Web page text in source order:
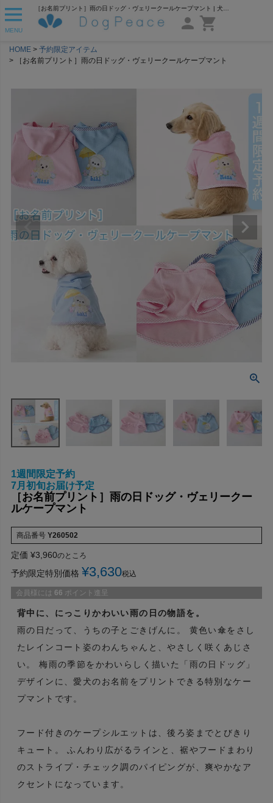
MENU
HOME
予約限定アイテム
［お名前プリント］雨の日ドッグ・ヴェリークールケープマント
1週間限定予約
7月初旬お届け予定
［お名前プリント］雨の日ドッグ・ヴェリークー
ルケープマント
商品番号 Y260502
定価 ¥3,960のところ
予約限定特別価格 ¥3,630税込
会員様には 66 ポイント進呈
背中に、にっこりかわいい雨の日の物語を。
雨の日だって、うちの子とごきげんに。 黄色い傘をさし
たレインコート姿のわんちゃんと、やさしく咲くあじさ
い。 梅雨の季節をかわいらしく描いた「雨の日ドッグ」
デザインに、愛犬のお名前をプリントできる特別なケー
プマントです。
フード付きのケープシルエットは、後ろ姿までとびきり
キュート。 ふんわり広がるラインと、裾やフードまわり
のストライプ・チェック調のパイピングが、爽やかなア
クセントになっています。